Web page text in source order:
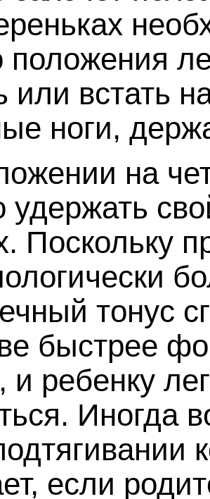
положения
или встать
ноги,
на
удержать
Поскольку
тонус
быстрее
и ребенку
Иногда
если